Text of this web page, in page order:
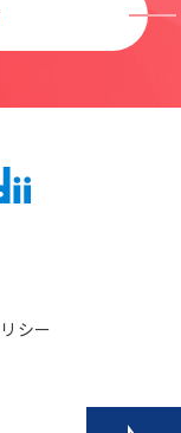
シー